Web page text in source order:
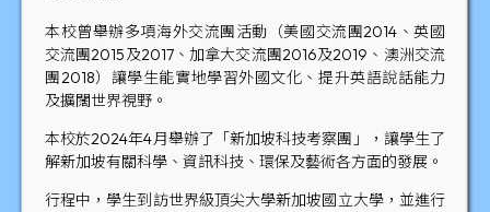
本校曾舉辦多項海外交流團活動（美國交流團2014、英國
交流團2015及2017、加拿大交流團2016及2019、澳洲交流
團2018）讓學生能實地學習外國文化、提升英語說話能力
及擴闊世界視野。
本校於2024年4月舉辦了「新加坡科技考察團」，讓學生了
解新加坡有關科學、資訊科技、環保及藝術各方面的發展。
行程中，學生到訪世界級頂尖大學新加坡國立大學，並進行